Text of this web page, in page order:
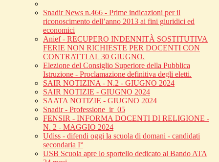
Snadir News n.466 - Prime indicazioni per il
riconoscimento dell’anno 2013 ai fini giuridici ed
economici
Anief - RECUPERO INDENNITÀ SOSTITUTIVA
FERIE NON RICHIESTE PER DOCENTI CON
CONTRATTI AL 30 GIUGNO.
Elezione del Consiglio Superiore della Pubblica
Istruzione - Proclamazione definitiva degli eletti.
SAIR NOTIZINA - N.2 - GIUGNO 2024
SAIR NOTIZIE - GIUGNO 2024
SAATA NOTIZIE - GIUGNO 2024
Snadir - Professione_ir_05
FENSIR - INFORMA DOCENTI DI RELIGIONE -
N. 2 - MAGGIO 2024
Udiss - difendi oggi la scuola di domani - candidati
secondaria I°
USB Scuola apre lo sportello dedicato al Bando ATA